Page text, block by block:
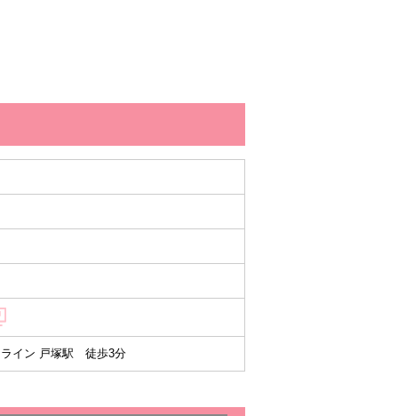
ライン 戸塚駅 徒歩3分